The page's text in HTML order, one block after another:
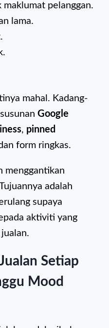
pelanggan.
lama.
mahal. Kadang-
Google
, pinned
form ringkas.
menggantikan
adalah
supaya
aktiviti yang
Setiap
Mood